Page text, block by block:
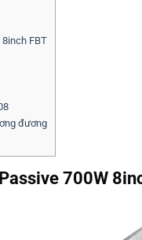
8inch FBT
đương
700W